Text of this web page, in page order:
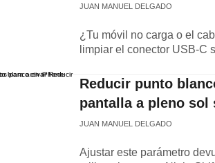
JUAN MANUEL DELGADO
¿Tu móvil no carga o el
limpiar el conector USB-C
Reducir punto
pantalla a pleno
JUAN MANUEL DELGADO
Ajustar este parámetro